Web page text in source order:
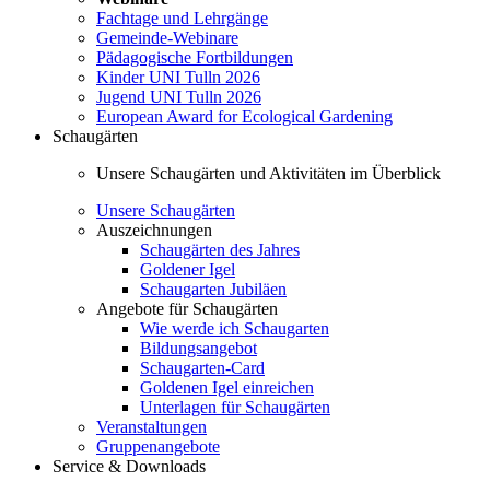
Fachtage und Lehrgänge
Gemeinde-Webinare
Pädagogische Fortbildungen
Kinder UNI Tulln 2026
Jugend UNI Tulln 2026
European Award for Ecological Gardening
Schaugärten
Unsere Schaugärten und Aktivitäten im Überblick
Unsere Schaugärten
Auszeichnungen
Schaugärten des Jahres
Goldener Igel
Schaugarten Jubiläen
Angebote für Schaugärten
Wie werde ich Schaugarten
Bildungsangebot
Schaugarten-Card
Goldenen Igel einreichen
Unterlagen für Schaugärten
Veranstaltungen
Gruppenangebote
Service & Downloads